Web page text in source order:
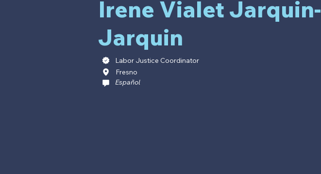
Irene Vialet Jarquin-
Jarquin
Labor Justice Coordinator
Español
Fresno